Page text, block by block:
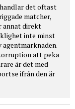
handlar det oftast
matcher,
annat direkt
inte minst
att peka
är det med
ifrån den är